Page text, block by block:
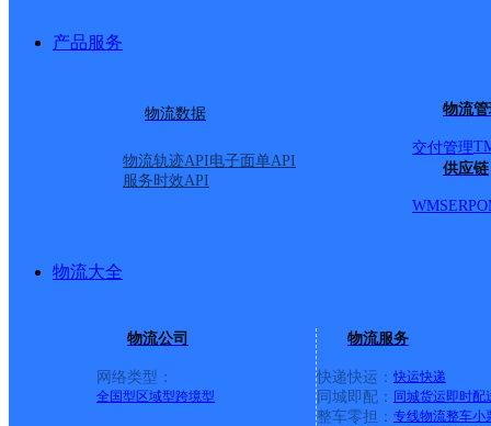
产品服务
物流数据
物流轨迹API电子面单API
服务时效API
物流
交付管理
供应链
WMSERP
物流大全
物流公司
网络类型：
全国型 区域型跨境型
物流服务
快递快运： 快运快递
同城即配： 同城货运即时配
整车零担： 专线物流整车小